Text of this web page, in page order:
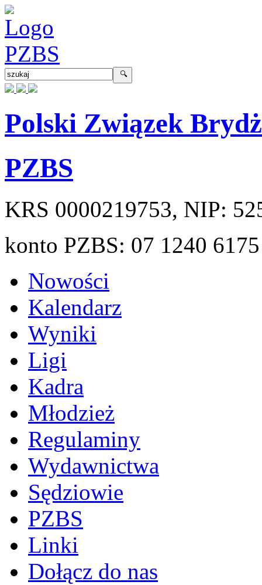
Polski Związek
PZBS
KRS 0000219753, NIP:
konto PZBS: 07 1240
Nowości
Kalendarz
Wyniki
Ligi
Kadra
Młodzież
Regulaminy
Wydawnictwa
Sędziowie
PZBS
Linki
Dołącz do nas